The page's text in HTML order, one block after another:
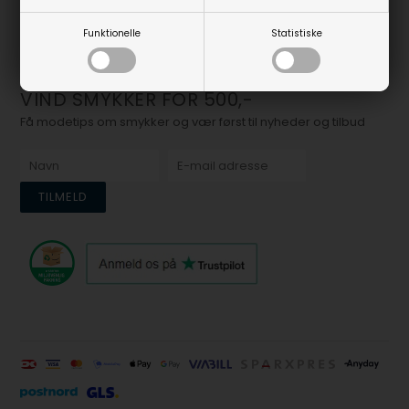
Funktionelle Statistiske
Kundeservice er åben alle hverdage 9-17.
Mails besvares indenfor 24 timer i hverdagen.
Personlig henvendelse på adressen er kun efter aftale.
VIND SMYKKER FOR 500,-
Få modetips om smykker og vær først til nyheder og tilbud